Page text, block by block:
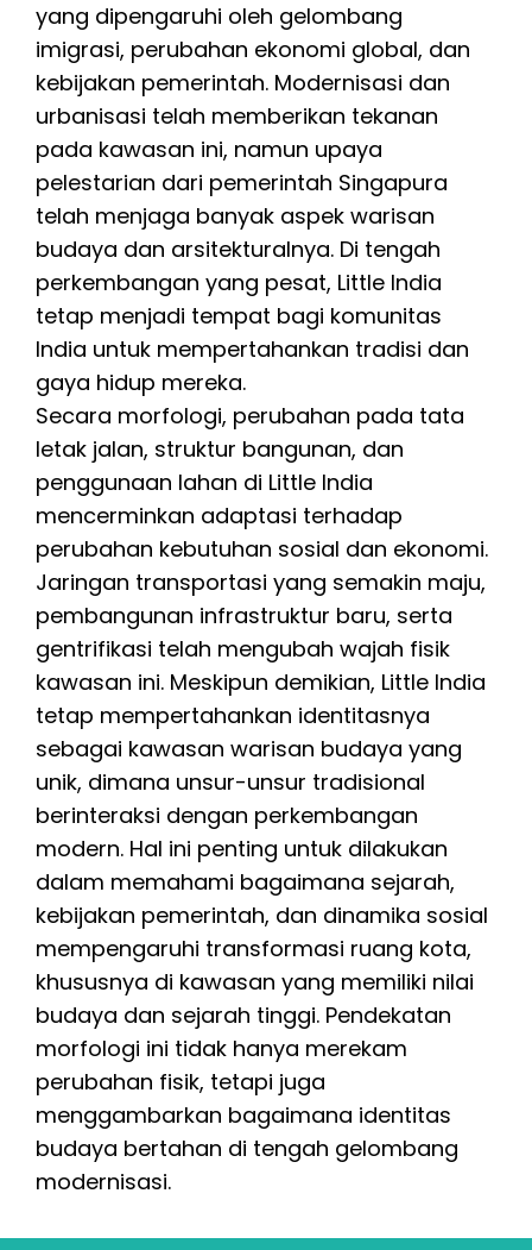
yang dipengaruhi oleh gelombang
imigrasi, perubahan ekonomi global, dan
kebijakan pemerintah. Modernisasi dan
urbanisasi telah memberikan tekanan
pada kawasan ini, namun upaya
pelestarian dari pemerintah Singapura
telah menjaga banyak aspek warisan
budaya dan arsitekturalnya. Di tengah
perkembangan yang pesat, Little India
tetap menjadi tempat bagi komunitas
India untuk mempertahankan tradisi dan
gaya hidup mereka.
Secara morfologi, perubahan pada tata
letak jalan, struktur bangunan, dan
penggunaan lahan di Little India
mencerminkan adaptasi terhadap
perubahan kebutuhan sosial dan ekonomi.
Jaringan transportasi yang semakin maju,
pembangunan infrastruktur baru, serta
gentrifikasi telah mengubah wajah fisik
kawasan ini. Meskipun demikian, Little India
tetap mempertahankan identitasnya
sebagai kawasan warisan budaya yang
unik, dimana unsur-unsur tradisional
berinteraksi dengan perkembangan
modern. Hal ini penting untuk dilakukan
dalam memahami bagaimana sejarah,
kebijakan pemerintah, dan dinamika sosial
mempengaruhi transformasi ruang kota,
khususnya di kawasan yang memiliki nilai
budaya dan sejarah tinggi. Pendekatan
morfologi ini tidak hanya merekam
perubahan fisik, tetapi juga
menggambarkan bagaimana identitas
budaya bertahan di tengah gelombang
modernisasi.